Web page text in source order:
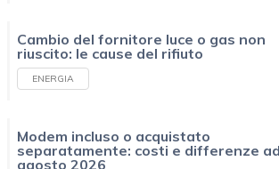
Cambio del fornitore luce o gas non
riuscito: le cause del rifiuto
ENERGIA
Modem incluso o acquistato
separatamente: costi e differenze ad
agosto 2026